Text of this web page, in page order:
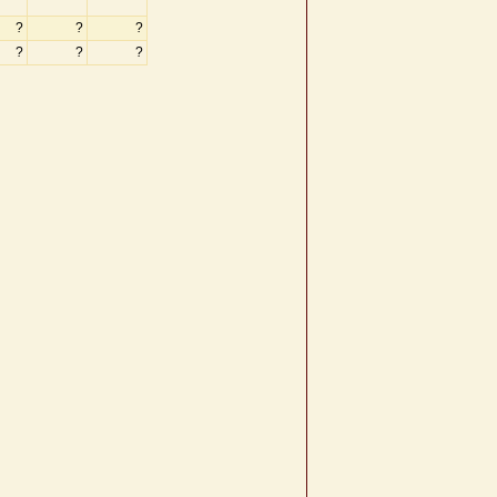
? ?
?
? ? ?